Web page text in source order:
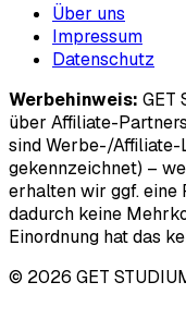
Über uns
Impressum
Datenschutz
Werbehinweis: GET
über Affiliate-
sind Werbe-/Affiliate-
gekennzeichnet) –
erhalten wir ggf. eine
dadurch keine
Einordnung hat das
© 2026 GET